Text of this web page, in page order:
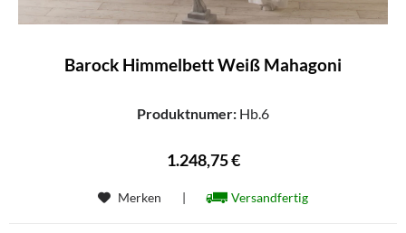
Barock Himmelbett Weiß Mahagoni
Produktnumer: Hb.6
1.248,75 €
Merken | Versandfertig